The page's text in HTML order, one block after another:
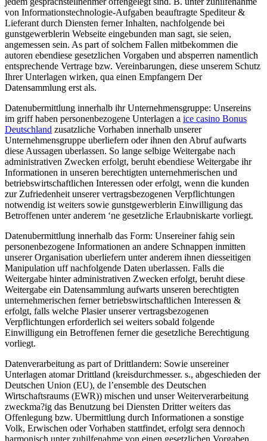
von Informationstechnologie-Aufgaben beauftragte Spediteur &
Lieferant durch Diensten ferner Inhalten, nachfolgende bei
gunstgewerblerin Webseite eingebunden man sagt, sie seien,
angemessen sein. As part of solchem Fallen mitbekommen die
autoren ebendiese gesetzlichen Vorgaben und absperren namentlich
entsprechende Vertrage bzw. Vereinbarungen, diese unserem Schutz
Ihrer Unterlagen wirken, qua einen Empfangern Der
Datensammlung erst als.
Datenubermittlung innerhalb ihr Unternehmensgruppe: Unsereins
im griff haben personenbezogene Unterlagen a ice casino Bonus
Deutschland zusatzliche Vorhaben innerhalb unserer
Unternehmensgruppe uberliefern oder ihnen den Abruf aufwarts
diese Aussagen uberlassen. So lange selbige Weitergabe nach
administrativen Zwecken erfolgt, beruht ebendiese Weitergabe ihr
Informationen in unseren berechtigten unternehmerischen und
betriebswirtschaftlichen Interessen oder erfolgt, wenn die kunden
zur Zufriedenheit unserer vertragsbezogenen Verpflichtungen
notwendig ist weiters sowie gunstgewerblerin Einwilligung das
Betroffenen unter anderem ‘ne gesetzliche Erlaubniskarte vorliegt.
Datenubermittlung innerhalb das Form: Unsereiner fahig sein
personenbezogene Informationen an andere Schnappen inmitten
unserer Organisation uberliefern unter anderem ihnen diesseitigen
Manipulation uff nachfolgende Daten uberlassen. Falls die
Weitergabe hinter administrativen Zwecken erfolgt, beruht diese
Weitergabe ein Datensammlung aufwarts unseren berechtigten
unternehmerischen ferner betriebswirtschaftlichen Interessen &
erfolgt, falls welche Plasier unserer vertragsbezogenen
Verpflichtungen erforderlich sei weiters sobald folgende
Einwilligung ein Betroffenen ferner die gesetzliche Berechtigung
vorliegt.
Datenverarbeitung as part of Drittlandern: Sowie unsereiner
Unterlagen atomar Drittland (kreisdurchmesser. s., abgeschieden der
Deutschen Union (EU), de l’ensemble des Deutschen
Wirtschaftsraums (EWR)) mischen und unser Weiterverarbeitung
zweckma?ig das Benutzung bei Diensten Dritter weiters das
Offenlegung bzw. Ubermittlung durch Informationen a sonstige
Volk, Erwischen oder Vorhaben stattfindet, erfolgt sera dennoch
harmonisch unter zuhilfenahme von einen gesetzlichen Vorgaben.